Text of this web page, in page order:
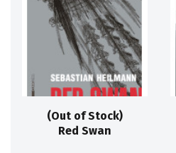
(Out of Stock)
Red Swan